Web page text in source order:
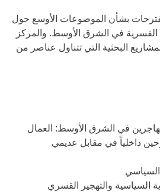
بشأن الموضوعات الأوسع حول
القسرية في الشرق الأوسط. والمركز
البحثية التي تتناول عناصر من
في الشرق الأوسط: العمال
داخلياً في مقابل عديمي
السياسي
السياسية والتهجير القسري